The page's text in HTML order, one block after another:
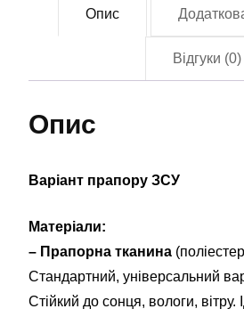
Опис
Відгуки (0)
Опис
Варіант прапору ЗСУ
Матеріали:
– Прапорна тканина
Стандартний, універсальний
Стійкий до сонця, вологи, вітру.